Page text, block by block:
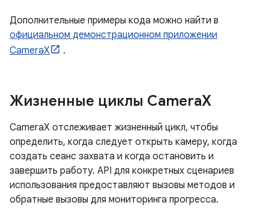
Дополнительные примеры кода можно найти в
официальном демонстрационном приложении
CameraX
.
Жизненные циклы CameraX
CameraX отслеживает жизненный цикл, чтобы
определить, когда следует открыть камеру, когда
создать сеанс захвата и когда остановить и
завершить работу. API для конкретных сценариев
использования предоставляют вызовы методов и
обратные вызовы для мониторинга прогресса.